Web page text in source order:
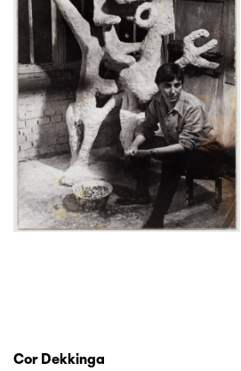
Cor Dekkinga